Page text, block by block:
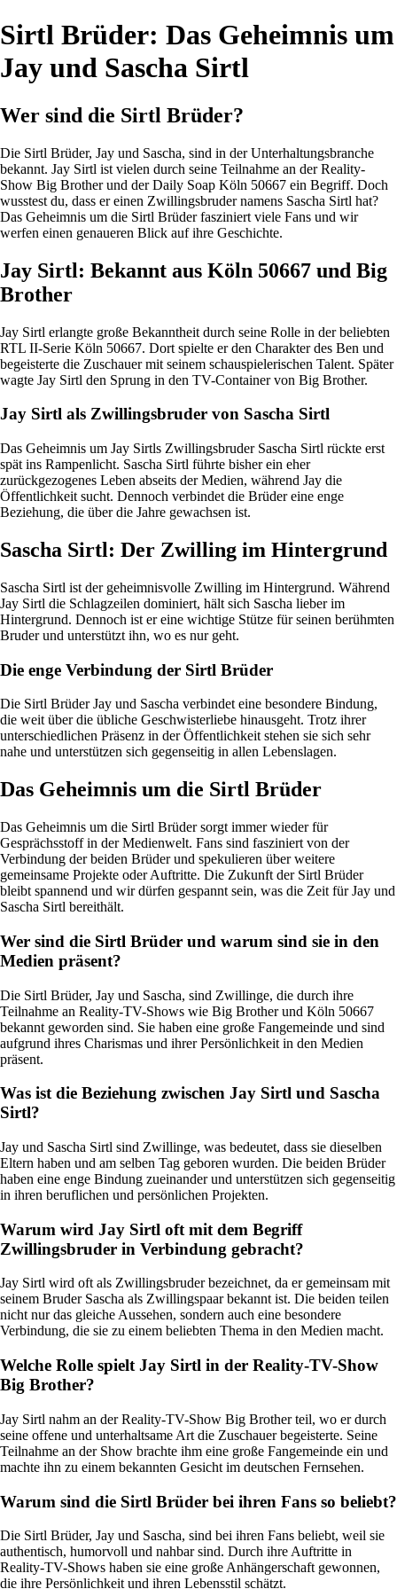
Sirtl Brüder: Das Geheimnis um
Jay und Sascha Sirtl
Wer sind die Sirtl Brüder?
Die Sirtl Brüder, Jay und Sascha, sind in der Unterhaltungsbranche
bekannt. Jay Sirtl ist vielen durch seine Teilnahme an der Reality-
Show Big Brother und der Daily Soap Köln 50667 ein Begriff. Doch
wusstest du, dass er einen Zwillingsbruder namens Sascha Sirtl hat?
Das Geheimnis um die Sirtl Brüder fasziniert viele Fans und wir
werfen einen genaueren Blick auf ihre Geschichte.
Jay Sirtl: Bekannt aus Köln 50667 und Big
Brother
Jay Sirtl erlangte große Bekanntheit durch seine Rolle in der beliebten
RTL II-Serie Köln 50667. Dort spielte er den Charakter des Ben und
begeisterte die Zuschauer mit seinem schauspielerischen Talent. Später
wagte Jay Sirtl den Sprung in den TV-Container von Big Brother.
Jay Sirtl als Zwillingsbruder von Sascha Sirtl
Das Geheimnis um Jay Sirtls Zwillingsbruder Sascha Sirtl rückte erst
spät ins Rampenlicht. Sascha Sirtl führte bisher ein eher
zurückgezogenes Leben abseits der Medien, während Jay die
Öffentlichkeit sucht. Dennoch verbindet die Brüder eine enge
Beziehung, die über die Jahre gewachsen ist.
Sascha Sirtl: Der Zwilling im Hintergrund
Sascha Sirtl ist der geheimnisvolle Zwilling im Hintergrund. Während
Jay Sirtl die Schlagzeilen dominiert, hält sich Sascha lieber im
Hintergrund. Dennoch ist er eine wichtige Stütze für seinen berühmten
Bruder und unterstützt ihn, wo es nur geht.
Die enge Verbindung der Sirtl Brüder
Die Sirtl Brüder Jay und Sascha verbindet eine besondere Bindung,
die weit über die übliche Geschwisterliebe hinausgeht. Trotz ihrer
unterschiedlichen Präsenz in der Öffentlichkeit stehen sie sich sehr
nahe und unterstützen sich gegenseitig in allen Lebenslagen.
Das Geheimnis um die Sirtl Brüder
Das Geheimnis um die Sirtl Brüder sorgt immer wieder für
Gesprächsstoff in der Medienwelt. Fans sind fasziniert von der
Verbindung der beiden Brüder und spekulieren über weitere
gemeinsame Projekte oder Auftritte. Die Zukunft der Sirtl Brüder
bleibt spannend und wir dürfen gespannt sein, was die Zeit für Jay und
Sascha Sirtl bereithält.
Wer sind die Sirtl Brüder und warum sind sie in den
Medien präsent?
Die Sirtl Brüder, Jay und Sascha, sind Zwillinge, die durch ihre
Teilnahme an Reality-TV-Shows wie Big Brother und Köln 50667
bekannt geworden sind. Sie haben eine große Fangemeinde und sind
aufgrund ihres Charismas und ihrer Persönlichkeit in den Medien
präsent.
Was ist die Beziehung zwischen Jay Sirtl und Sascha
Sirtl?
Jay und Sascha Sirtl sind Zwillinge, was bedeutet, dass sie dieselben
Eltern haben und am selben Tag geboren wurden. Die beiden Brüder
haben eine enge Bindung zueinander und unterstützen sich gegenseitig
in ihren beruflichen und persönlichen Projekten.
Warum wird Jay Sirtl oft mit dem Begriff
Zwillingsbruder in Verbindung gebracht?
Jay Sirtl wird oft als Zwillingsbruder bezeichnet, da er gemeinsam mit
seinem Bruder Sascha als Zwillingspaar bekannt ist. Die beiden teilen
nicht nur das gleiche Aussehen, sondern auch eine besondere
Verbindung, die sie zu einem beliebten Thema in den Medien macht.
Welche Rolle spielt Jay Sirtl in der Reality-TV-Show
Big Brother?
Jay Sirtl nahm an der Reality-TV-Show Big Brother teil, wo er durch
seine offene und unterhaltsame Art die Zuschauer begeisterte. Seine
Teilnahme an der Show brachte ihm eine große Fangemeinde ein und
machte ihn zu einem bekannten Gesicht im deutschen Fernsehen.
Warum sind die Sirtl Brüder bei ihren Fans so beliebt?
Die Sirtl Brüder, Jay und Sascha, sind bei ihren Fans beliebt, weil sie
authentisch, humorvoll und nahbar sind. Durch ihre Auftritte in
Reality-TV-Shows haben sie eine große Anhängerschaft gewonnen,
die ihre Persönlichkeit und ihren Lebensstil schätzt.